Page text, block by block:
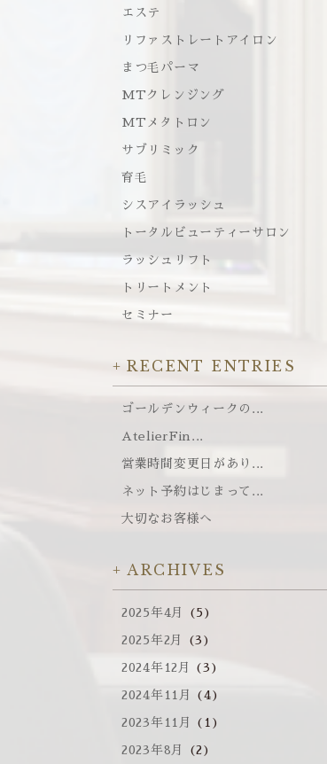
エステ
リファストレートアイロン
まつ毛パーマ
MTクレンジング
MTメタトロン
サブリミック
育毛
シスアイラッシュ
トータルビューティーサロン
ラッシュリフト
トリートメント
セミナー
RECENT ENTRIES
ゴールデンウィークの...
AtelierFin...
営業時間変更日があり...
ネット予約はじまって...
大切なお客様へ
ARCHIVES
2025年4月 (5)
2025年2月 (3)
2024年12月 (3)
2024年11月 (4)
2023年11月 (1)
2023年8月 (2)